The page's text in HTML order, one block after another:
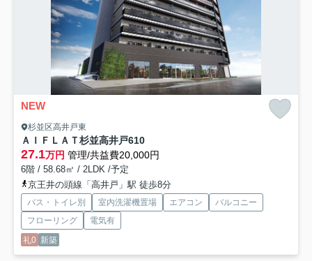
NEW
杉並区高井戸東
ＡＩＦＬＡＴ杉並高井戸610
27.1万円 管理/共益費20,000円
6階 / 58.68㎡ / 2LDK /予定
京王井の頭線「高井戸」駅 徒歩8分
バス・トイレ別 室内洗濯機置場 エアコン
バルコニー
フローリング
電気有
礼0 新築